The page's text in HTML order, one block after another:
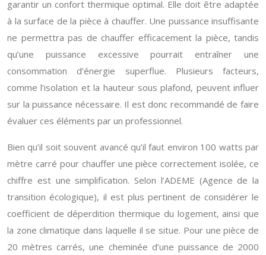
garantir un confort thermique optimal. Elle doit être adaptée
à la surface de la pièce à chauffer. Une puissance insuffisante
ne permettra pas de chauffer efficacement la pièce, tandis
qu’une puissance excessive pourrait entraîner une
consommation d’énergie superflue. Plusieurs facteurs,
comme l’isolation et la hauteur sous plafond, peuvent influer
sur la puissance nécessaire. Il est donc recommandé de faire
évaluer ces éléments par un professionnel.
Bien qu’il soit souvent avancé qu’il faut environ 100 watts par
mètre carré pour chauffer une pièce correctement isolée, ce
chiffre est une simplification. Selon l’ADEME (Agence de la
transition écologique), il est plus pertinent de considérer le
coefficient de déperdition thermique du logement, ainsi que
la zone climatique dans laquelle il se situe. Pour une pièce de
20 mètres carrés, une cheminée d’une puissance de 2000